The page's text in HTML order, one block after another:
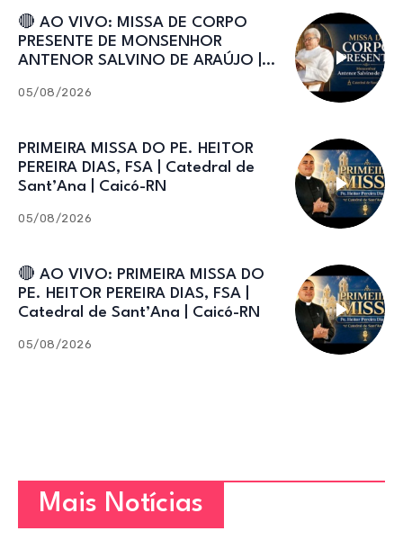
🔴 AO VIVO: MISSA DE CORPO
PRESENTE DE MONSENHOR
ANTENOR SALVINO DE ARAÚJO |
05/08/2026
PRIMEIRA MISSA DO PE. HEITOR
PEREIRA DIAS, FSA | Catedral de
Sant’Ana | Caicó-RN
05/08/2026
🔴 AO VIVO: PRIMEIRA MISSA DO
PE. HEITOR PEREIRA DIAS, FSA |
Catedral de Sant’Ana | Caicó-RN
05/08/2026
Mais Notícias